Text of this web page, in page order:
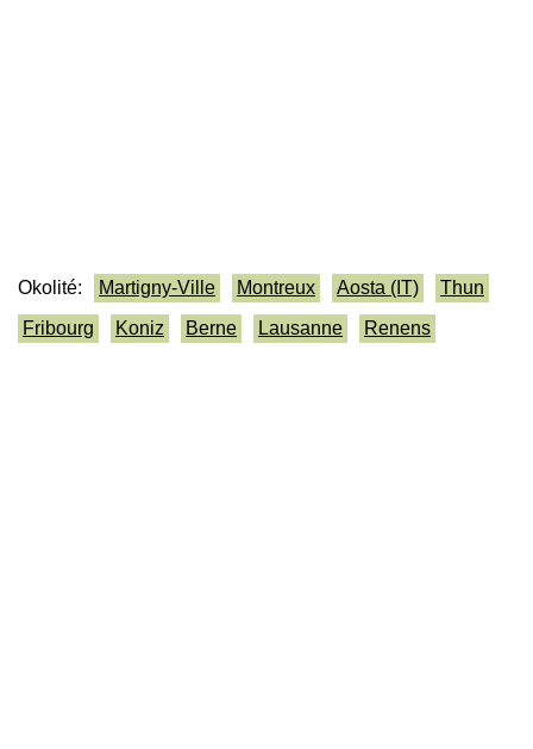
Okolité: Martigny-Ville Montreux Aosta (IT)
Thun
Fribourg
Koniz Berne Lausanne Renens